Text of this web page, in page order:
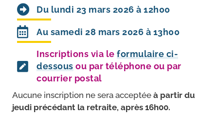
Du lundi 23 mars 2026 à 12h00
Au samedi 28 mars 2026 à 13h00
Inscriptions via le formulaire ci-
dessous ou par téléphone ou par
courrier postal
Aucune ins­crip­tion ne sera accep­tée à par­tir du
jeu­di pré­cé­dant la retraite, après 16h00.